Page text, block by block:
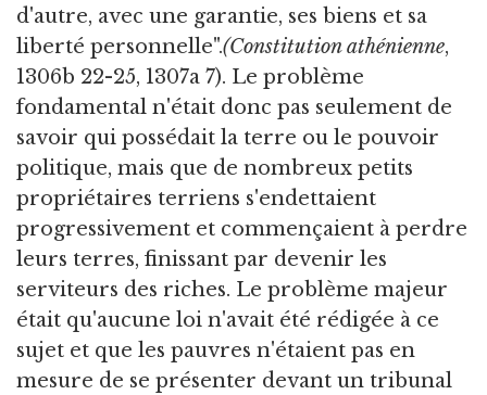
d'autre, avec une garantie, ses biens et sa
liberté personnelle".(Constitution athénienne,
1306b 22-25, 1307a 7). Le problème
fondamental n'était donc pas seulement de
savoir qui possédait la terre ou le pouvoir
politique, mais que de nombreux petits
propriétaires terriens s'endettaient
progressivement et commençaient à perdre
leurs terres, finissant par devenir les
serviteurs des riches. Le problème majeur
était qu'aucune loi n'avait été rédigée à ce
sujet et que les pauvres n'étaient pas en
mesure de se présenter devant un tribunal